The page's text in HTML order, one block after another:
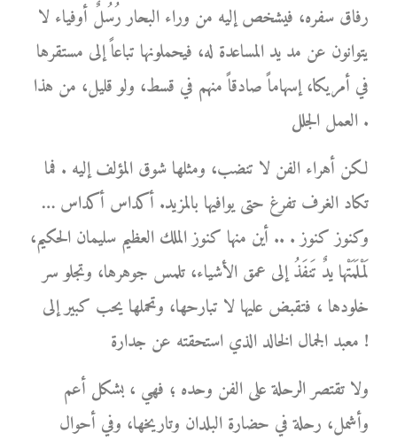
رفاق سفره، فيشخص إليه من وراء البحار رُسُلٌ أوفياء لا
يتوانون عن مد يد المساعدة له، فيحملونها تباعاً إلى مستقرها
في أمريكا، إسهاماً صادقاً منهم في قسط، ولو قليل، من هذا
العمل الجلل .
لكن أهراء الفن لا تنضب، ومثلها شوق المؤلف إليه . فما
تكاد الغرف تفرغ حتى يوافيها بالمزيد. أكداس أكداس …
وكنوز كنوز . .. أين منها كنوز الملك العظيم سليمان الحكيم،
لَمْلَمَتْها يدٌ تَنفَذُ إلى عمق الأشياء، تلمس جوهرها، وتجلو سر
خلودها ، فتقبض عليها لا تبارحها، وتحملها يحب كبير إلى
معبد الجمال الخالد الذي استحقته عن جدارة !
ولا تقتصر الرحلة على الفن وحده ؛ فهي ، بشكل أعم
وأشمل، رحلة في حضارة البلدان وتاريخها، وفي أحوال